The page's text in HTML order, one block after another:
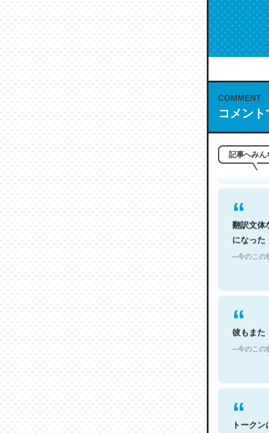
COMMENT
コメント
記事へみん
もお勧め
─今のこの
翻訳文体
になった
─今のこの
彼もまた
─今のこの
トークン
だけど